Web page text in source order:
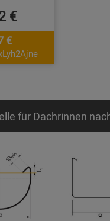
€
€
für Dachrinnen